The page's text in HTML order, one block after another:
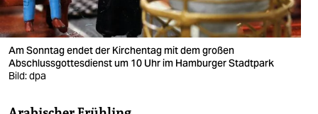
verlag
verlag
veranstaltungen
Am Sonntag endet der Kirchentag mit dem großen
Abschlussgottesdienst um 10 Uhr im Hamburger Stadtpark
Bild: dpa